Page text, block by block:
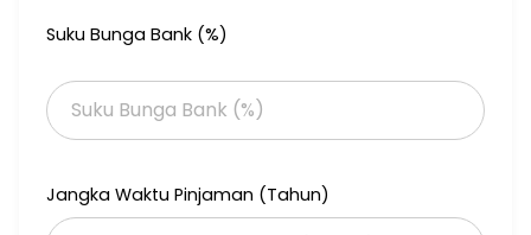
Suku Bunga Bank (%)
Jangka Waktu Pinjaman (Tahun)